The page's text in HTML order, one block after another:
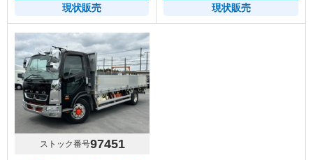
現状販売 現状販売
ストック番号97451